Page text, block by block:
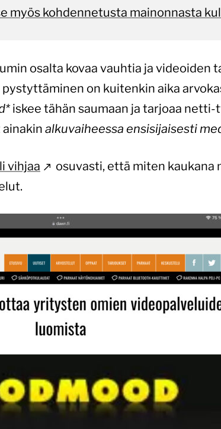
myös kohdennetusta mainonnasta
osalta kovaa vauhtia ja videoiden
on kuitenkin aika
iskee tähän saumaan ja tarjoaa
alkuvaiheessa ensisijaisesti
vihjaa
osuvasti, että miten kaukana